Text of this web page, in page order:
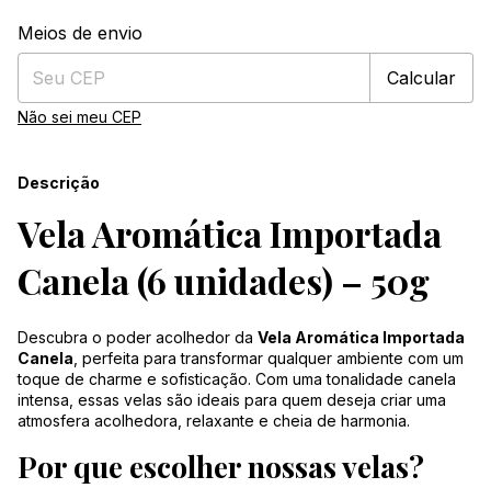
Entregas para o CEP:
Meios de envio
Calcular
Não sei meu CEP
Descrição
Vela Aromática Importada
Canela (6 unidades) – 50g
Descubra o poder acolhedor da Vela Aromática Importada
Canela, perfeita para transformar qualquer ambiente com um
toque de charme e sofisticação. Com uma tonalidade canela
intensa, essas velas são ideais para quem deseja criar uma
atmosfera acolhedora, relaxante e cheia de harmonia.
Por que escolher nossas velas?